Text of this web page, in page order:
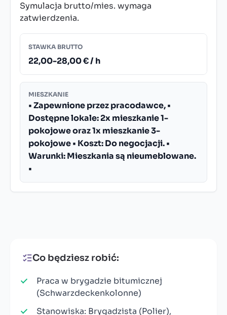
Symulacja brutto/mies. wymaga
zatwierdzenia.
STAWKA BRUTTO
22,00-28,00 € / h
MIESZKANIE
• Zapewnione przez pracodawce, •
Dostępne lokale: 2x mieszkanie 1-
pokojowe oraz 1x mieszkanie 3-
pokojowe • Koszt: Do negocjacji. •
Warunki: Mieszkania są nieumeblowane.
•
Co będziesz robić:
Praca w brygadzie bitumicznej
(Schwarzdeckenkolonne)
Stanowiska: Brygadzista (Polier),